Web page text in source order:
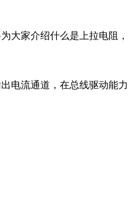
大家介绍什么是上拉电阻，
电流通道，在总线驱动能力